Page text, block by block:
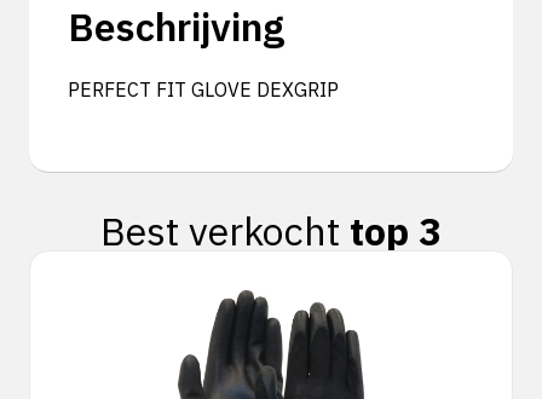
Beschrijving
PERFECT FIT GLOVE DEXGRIP
Best verkocht top 3